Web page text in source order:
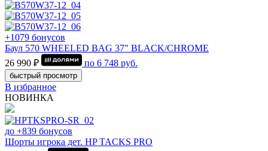
+1079 бонусов
Баул 570 WHEELED BAG 37" BLACK/CHROME
26 990 ₽
по 6 748 руб.
быстрый просмотр
В избранное
НОВИНКА
до +839 бонусов
Шорты игрока дет. HP TACKS PRO